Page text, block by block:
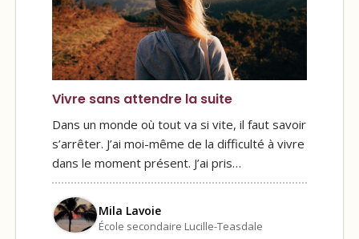
Vivre sans attendre la suite
Dans un monde où tout va si vite, il faut savoir
s’arrêter. J’ai moi-même de la difficulté à vivre
dans le moment présent. J’ai pris…
Mila Lavoie
École secondaire Lucille-Teasdale